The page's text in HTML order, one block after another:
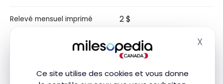
Ce site utilise des cookies et vous donne
X
Relevé mensuel imprimé 2 $
Frais de retrait au guichet
automatique (Institution)
0 $
Frais de retrait au guichet
automatique (Canada -
0 $